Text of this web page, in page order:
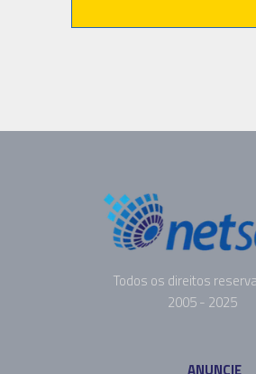
Todos os direitos
2005 - 2025
ANUNCIE